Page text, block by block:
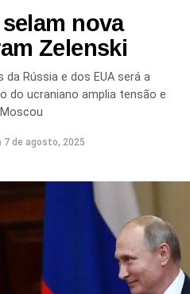
nova
Zelenski
Rússia e dos EUA será a
do ucraniano amplia tensão e
7 de agosto, 2025